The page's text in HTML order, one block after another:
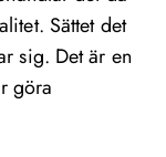
Sättet det
sig. Det är en
göra